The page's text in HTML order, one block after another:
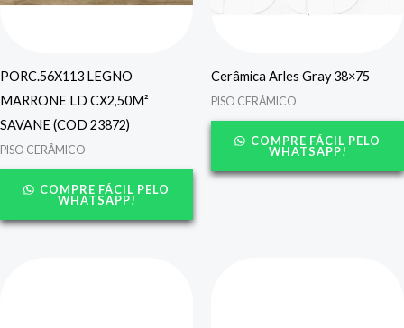
PORC.56X113 LEGNO
MARRONE LD CX2,50M²
SAVANE (COD 23872)
PISO CERÂMICO
COMPRE FÁCIL PELO
WHATSAPP!
Cerâmica Arles Gray 38×75
PISO CERÂMICO
COMPRE FÁCIL PELO
WHATSAPP!